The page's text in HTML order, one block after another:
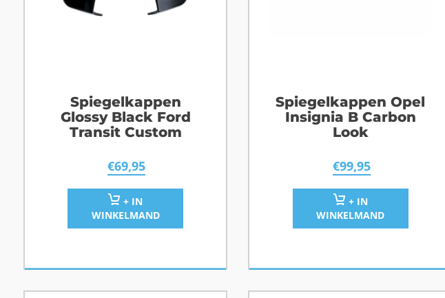
Spiegelkappen
Glossy Black Ford
Transit Custom
€69,95
+ IN
WINKELMAND
Spiegelkappen Opel
Insignia B Carbon
Look
€99,95
+ IN
WINKELMAND